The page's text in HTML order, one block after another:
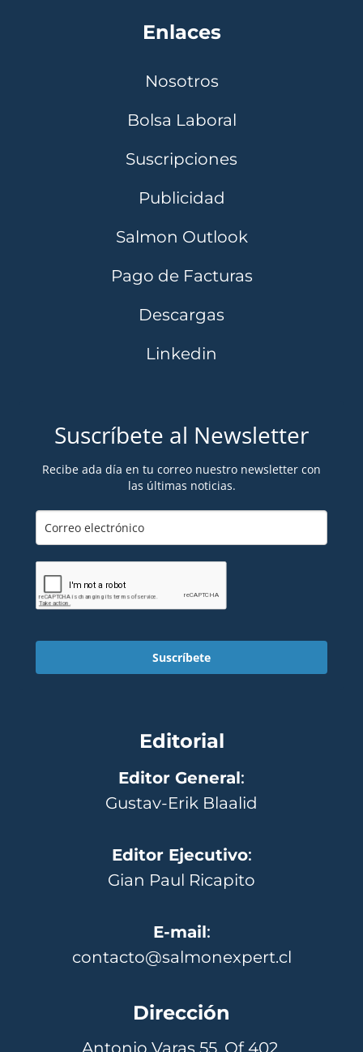
Enlaces
Nosotros
Bolsa Laboral
Suscripciones
Publicidad
Salmon Outlook
Pago de Facturas
Descargas
Linkedin
Suscríbete al Newsletter
Recibe ada día en tu correo nuestro newsletter con
las últimas noticias.
Suscríbete
Editorial
Editor General:
Gustav-Erik Blaalid
Editor Ejecutivo:
Gian Paul Ricapito
E-mail:
contacto@salmonexpert.cl
Dirección
Antonio Varas 55, Of 402,